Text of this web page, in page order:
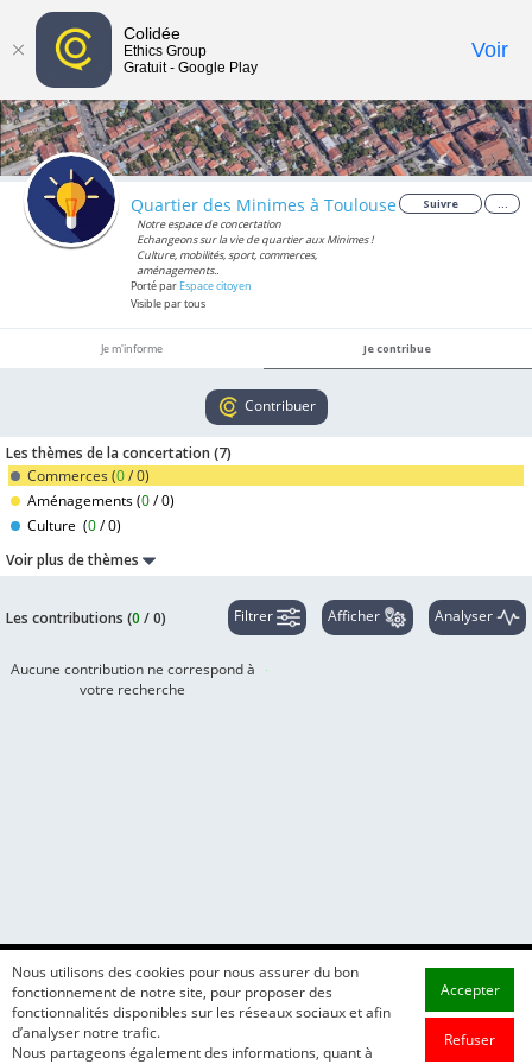
Toggle
Quartier des Minimes à Toulouse
Notre espace de concertation
Echangeons sur la vie de quartier aux Minimes !
Culture, mobilités, sport, commerces,
aménagements..
Porté par Espace citoyen
Visible par tous
Suivre ...
Je m'informe Je contribue
Contribuer
Les thèmes de la concertation (7)
Commerces (0/0)
Aménagements (0/0)
Culture (0/0)
Voir plus de thèmes
Les contributions (0 /0) Filtrer Afficher Analyser
Aucune contribution ne correspond à
votre recherche
Nous utilisons des cookies pour nous assurer du bon
fonctionnement de notre site, pour proposer des
fonctionnalités disponibles sur les réseaux sociaux et afin
d’analyser notre trafic.
Nous partageons également des informations, quant à
Accepter
Refuser
Colidée
Ethics Group
Gratuit - Google Play
Voir